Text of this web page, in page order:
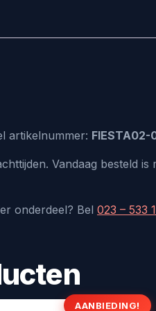
artikelnummer: FIESTA02-
Vandaag besteld
onderdeel? Bel 023 – 533
AANBIEDING!